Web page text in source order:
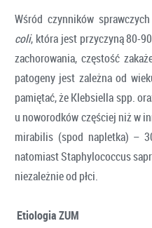
Wśród czynników
coli, która jest przyczyną 80-
zachorowania, częstość
patogeny jest zależna od
pamiętać, że Klebsiella spp.
u noworodków częściej niż w
mirabilis (spod napletka) –
natomiast Staphylococcus
niezależnie od płci.
Etiologia ZUM